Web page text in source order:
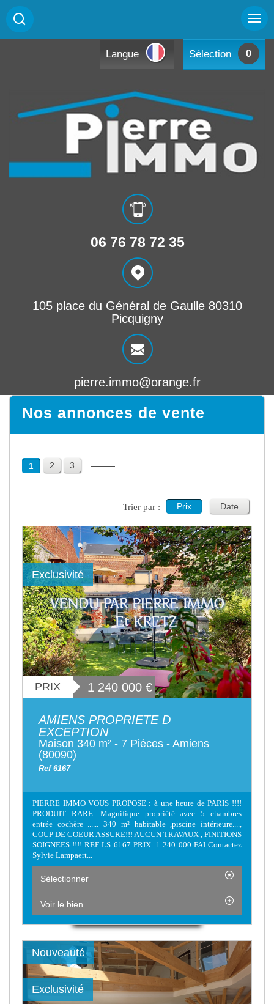
Langue Sélection 0
06 76 78 72 35
105 place du Général de Gaulle 80310
Picquigny
pierre.immo@orange.fr
Nos annonces de vente
1 2 3
Trier par : Prix Date
Exclusivité
PRIX 1 240 000 €
AMIENS PROPRIETE D
EXCEPTION
Maison 340 m² - 7 Pièces - Amiens
(80090)
Ref 6167
PIERRE IMMO VOUS PROPOSE : à une heure de PARIS !!!!
PRODUIT RARE .Magnifique propriété avec 5 chambres
entrée cochère ...... 340 m² habitable ,piscine intérieure....,
COUP DE COEUR ASSURE!!! AUCUN TRAVAUX , FINITIONS
SOIGNEES !!!! REF:LS 6167 PRIX: 1 240 000 FAI Contactez
Sylvie Lampaert...
Sélectionner
Voir le bien
Exclusivité
Nouveauté